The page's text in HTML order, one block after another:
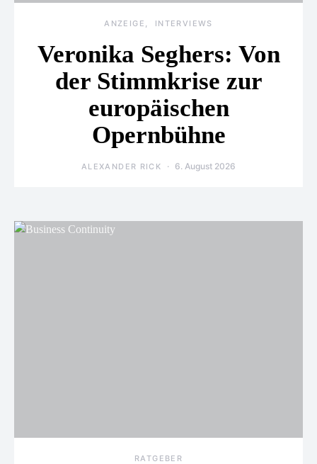
ANZEIGE INTERVIEWS
Veronika Seghers: Von
der Stimmkrise zur
europäischen
Opernbühne
ALEXANDER RICK 6. August 2026
RATGEBER